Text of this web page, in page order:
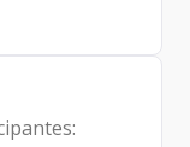
Jorge